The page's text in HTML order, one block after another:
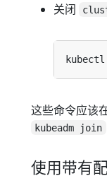
关闭
这些命令应该
kubeadm join
使用带有